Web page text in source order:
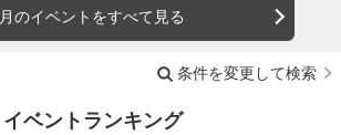
のイベントをすべて見る
条件を変更して検索
イベントランキング